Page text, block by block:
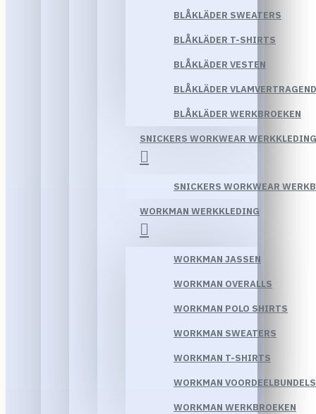
BLÅKLÄDER SWEATERS
BLÅKLÄDER T-SHIRTS
BLÅKLÄDER VESTEN
BLÅKLÄDER
BLÅKLÄDER WERKBROEKEN
SNICKERS WORKWEAR WERKKLEDING
SNICKERS WORKWEAR
WORKMAN WERKKLEDING
WORKMAN JASSEN
WORKMAN OVERALLS
WORKMAN POLO SHIRTS
WORKMAN SWEATERS
WORKMAN T-SHIRTS
WORKMAN VOORDEELBUNDELS
WORKMAN WERKBROEKEN